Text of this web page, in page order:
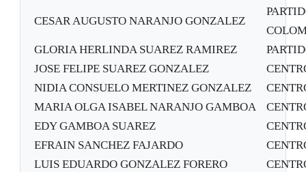
CESAR AUGUSTO NARANJO GONZALEZ
GLORIA HERLINDA SUAREZ RAMIREZ
JOSE FELIPE SUAREZ GONZALEZ
NIDIA CONSUELO MERTINEZ GONZALEZ
MARIA OLGA ISABEL NARANJO GAMBOA
EDY GAMBOA SUAREZ
EFRAIN SANCHEZ FAJARDO
LUIS EDUARDO GONZALEZ FORERO